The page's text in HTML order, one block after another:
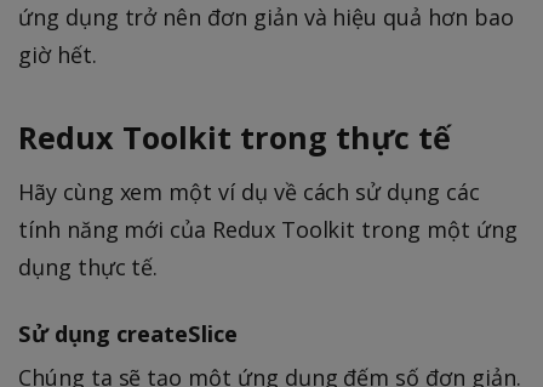
ứng dụng trở nên đơn giản và hiệu quả hơn bao
giờ hết.
Redux Toolkit trong thực tế
Hãy cùng xem một ví dụ về cách sử dụng các
tính năng mới của Redux Toolkit trong một ứng
dụng thực tế.
Sử dụng createSlice
Chúng ta sẽ tạo một ứng dụng đếm số đơn giản.